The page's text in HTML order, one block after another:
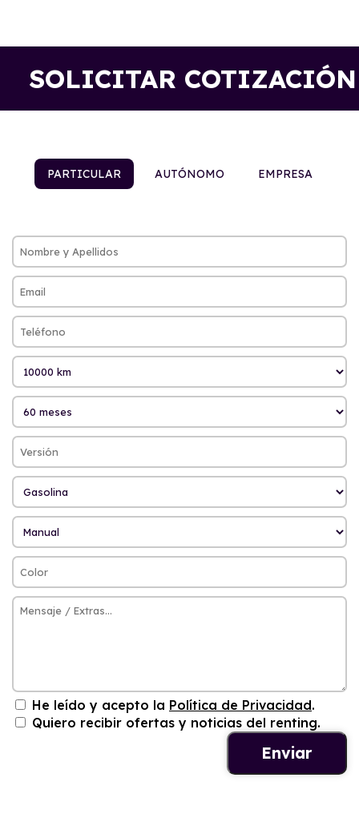
SOLICITAR COTIZACIÓN
PARTICULAR AUTÓNOMO EMPRESA
He leído y acepto la Política de Privacidad.
Quiero recibir ofertas y noticias del renting.